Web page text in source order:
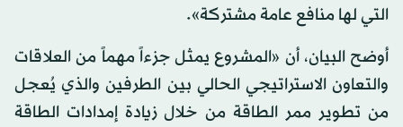
التي لها منافع عامة مشتركة».
أوضح البيان، أن «المشروع يمثل جزءاً مهماً من العلاقات
والتعاون الاستراتيجي الحالي بين الطرفين والذي يُعجل
من تطوير ممر الطاقة من خلال زيادة إمدادات الطاقة